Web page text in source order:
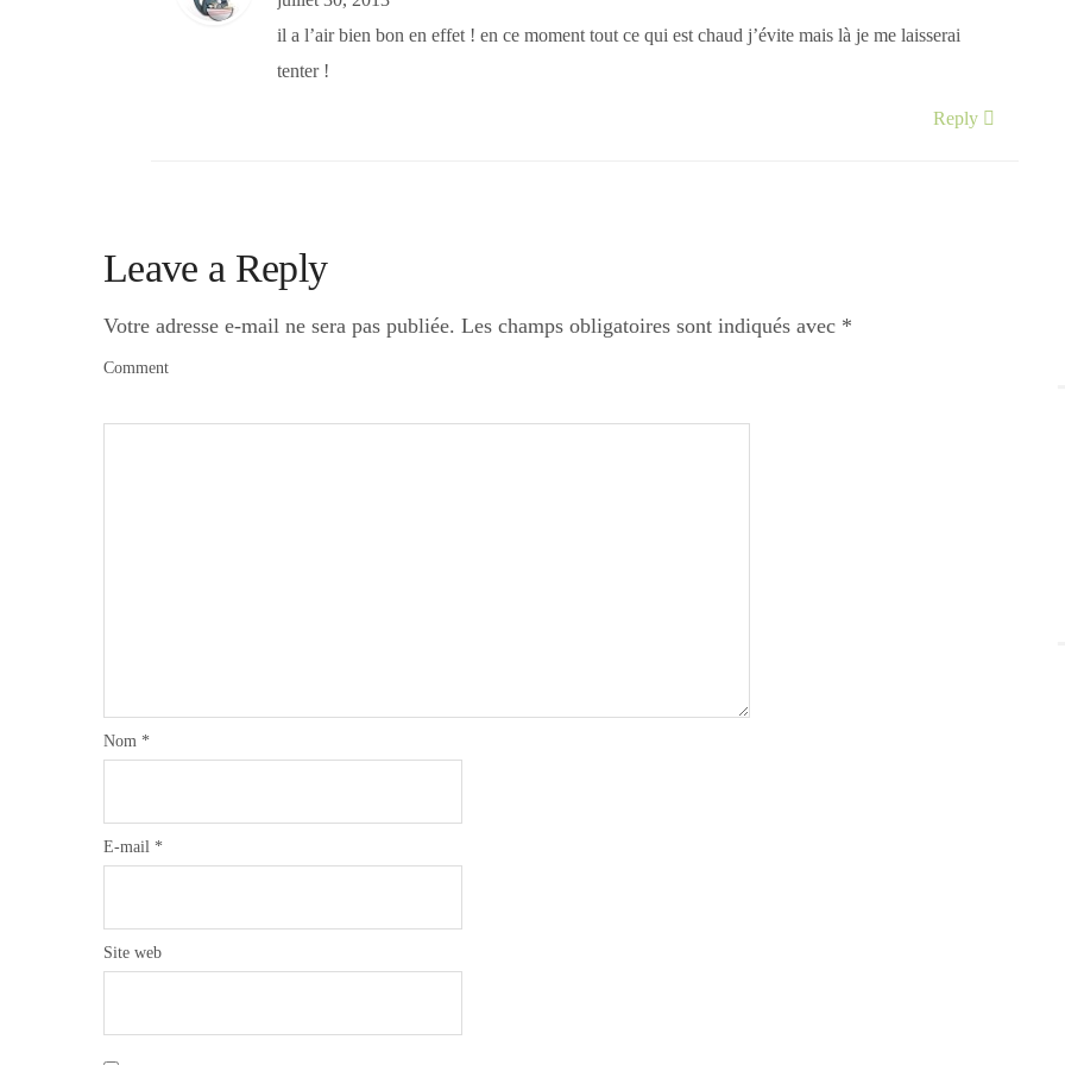
il a l’air bien bon en effet ! en ce moment tout ce qui est chaud j’évite mais là je me laisserai
tenter !
Reply
Leave a Reply
Votre adresse e-mail ne sera pas publiée. Les champs obligatoires sont indiqués avec *
Comment
Nom *
E-mail *
Site web